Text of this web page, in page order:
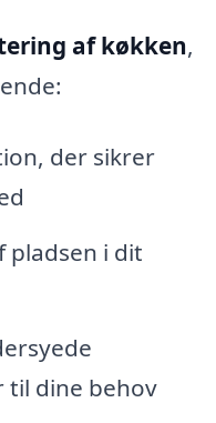
af køkken,
der sikrer
pladsen i dit
til dine behov